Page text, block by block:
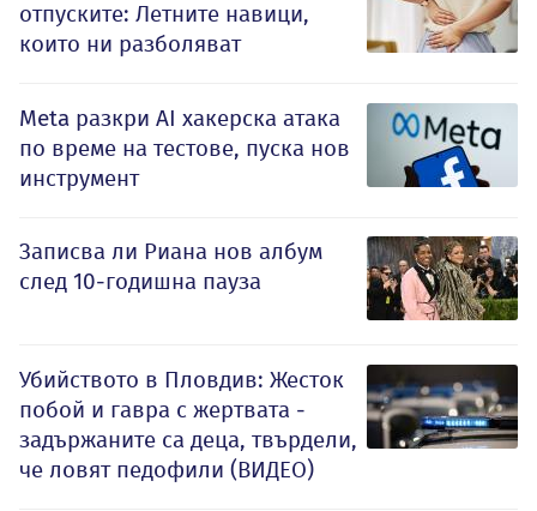
отпуските: Летните навици,
които ни разболяват
Meta разкри AI хакерска атака
по време на тестове, пуска нов
инструмент
Записва ли Риана нов албум
след 10-годишна пауза
Убийството в Пловдив: Жесток
побой и гавра с жертвата -
задържаните са деца, твърдели,
че ловят педофили (ВИДЕО)